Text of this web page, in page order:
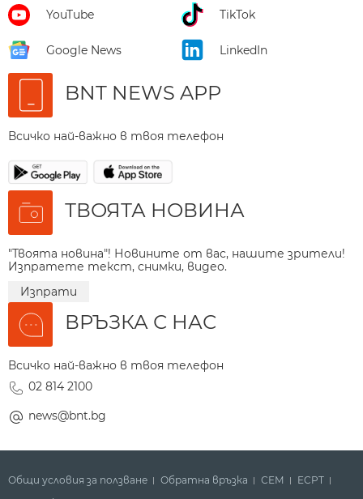
YouTube TikTok
Google News LinkedIn
BNT NEWS APP
Всичко най-важно в твоя телефон
ТВОЯТА НОВИНА
"Твоята новина"! Новините от вас, нашите зрители!
Изпратете текст, снимки, видео.
Изпрати
ВРЪЗКА С НАС
Всичко най-важно в твоя телефон
02 814 2100
news@bnt.bg
Общи условия за ползване Обратна връзка СЕМ
ECPT